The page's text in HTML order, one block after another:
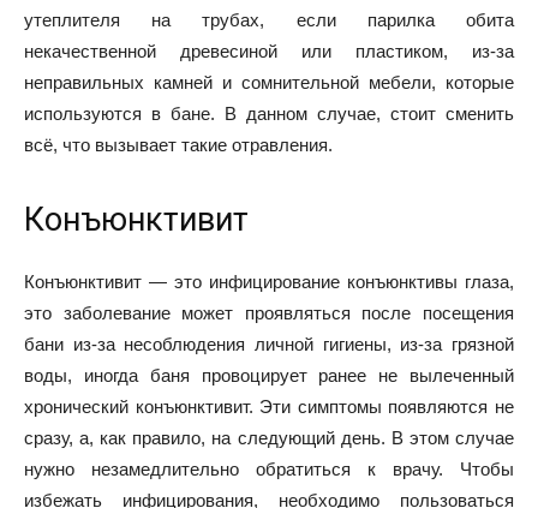
утеплителя на трубах, если парилка обита
некачественной древесиной или пластиком, из-за
неправильных камней и сомнительной мебели, которые
используются в бане. В данном случае, стоит сменить
всё, что вызывает такие отравления.
Конъюнктивит
Конъюнктивит — это инфицирование конъюнктивы глаза,
это заболевание может проявляться после посещения
бани из-за несоблюдения личной гигиены, из-за грязной
воды, иногда баня провоцирует ранее не вылеченный
хронический конъюнктивит. Эти симптомы появляются не
сразу, а, как правило, на следующий день. В этом случае
нужно незамедлительно обратиться к врачу. Чтобы
избежать инфицирования, необходимо пользоваться